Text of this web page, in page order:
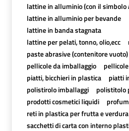
lattine in alluminio (con il simbolo
lattine in alluminio per bevande
lattine in banda stagnata
lattine per pelati, tonno, olio,ecc
paste abrasive (contenitore vuoto)
pellicole da imballaggio
piatti, bicchieri in plastica
piatti
polistirolo imballaggi
polistitolo
prodotti cosmetici liquidi
reti in plastica per frutta e verdura
sacchetti di carta con interno